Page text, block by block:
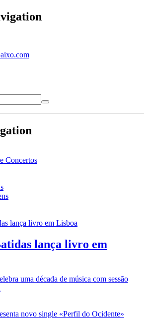
Concertos
lança livro em
uma década de música com sessão